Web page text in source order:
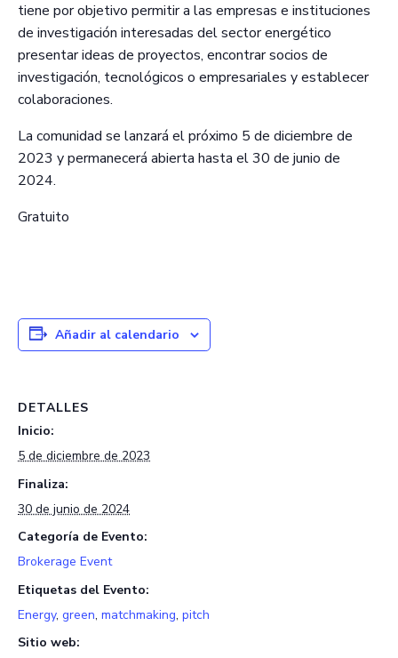
tiene por objetivo permitir a las empresas e instituciones
de investigación interesadas del sector energético
presentar ideas de proyectos, encontrar socios de
investigación, tecnológicos o empresariales y establecer
colaboraciones.
La comunidad se lanzará el próximo 5 de diciembre de
2023 y permanecerá abierta hasta el 30 de junio de
2024.
Gratuito
Añadir al calendario
DETALLES
Inicio:
5 de diciembre de 2023
Finaliza:
30 de junio de 2024
Categoría de Evento:
Brokerage Event
Etiquetas del Evento:
Energy, green, matchmaking, pitch
Sitio web: